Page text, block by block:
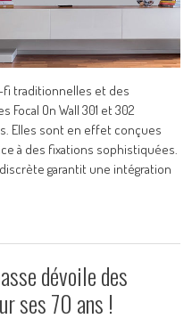
traditionnelles et des
On Wall 301 et 302
Elles sont en effet conçues
à des fixations sophistiquées.
garantit une intégration
dévoile des
ses 70 ans !